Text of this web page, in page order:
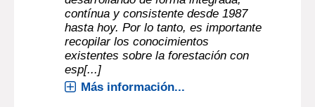
texto impreso
Advenimiento de la era de
las maderas de rápido
crecimiento
OISCA INTERNATIONAL